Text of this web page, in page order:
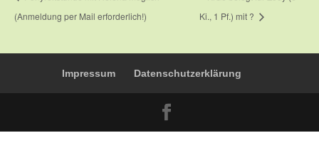
(Anmeldung per Mail erforderlich!)
Ki., 1 Pf.) mit ?
Impressum Datenschutzerklärung